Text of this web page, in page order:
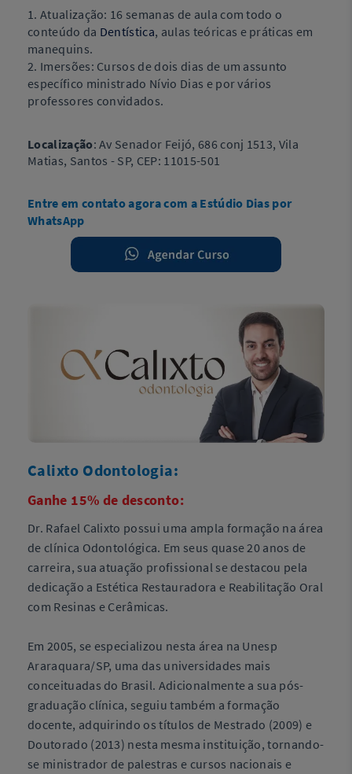
1. Atualização: 16 semanas de aula com todo o
conteúdo da Dentística, aulas teóricas e práticas em
manequins.
2. Imersões: Cursos de dois dias de um assunto
específico ministrado Nívio Dias e por vários
professores convidados.
Localização:Av Senador Feijó, 686 conj 1513, Vila
Matias, Santos - SP, CEP: 11015-501
Entre em contato agora com a Estúdio Dias por
WhatsApp
Calixto Odontologia:
Ganhe 15% de desconto:
Dr. Rafael Calixto possui uma ampla formação na área
de clínica Odontológica. Em seus quase 20 anos de
carreira, sua atuação profissional se destacou pela
dedicação a Estética Restauradora e Reabilitação Oral
com Resinas e Cerâmicas.
Em 2005, se especializou nesta área na Unesp
Araraquara/SP, uma das universidades mais
conceituadas do Brasil. Adicionalmente a sua pós-
graduação clínica, seguiu também a formação
docente, adquirindo os títulos de Mestrado (2009) e
Doutorado (2013) nesta mesma instituição, tornando-
se ministrador de palestras e cursos nacionais e